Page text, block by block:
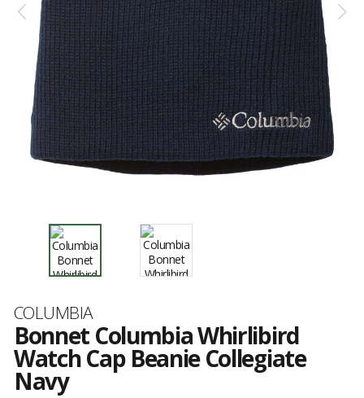
Marque
COLUMBIA
Bonnet Columbia Whirlibird
Watch Cap Beanie Collegiate
Navy